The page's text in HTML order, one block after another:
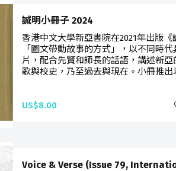
誠明小冊子 2024
香港中文大學新亞書院在2021年出版
「圖文帶動故事的方式」，以不同時
片，配合先賢和師長的話語，講述新
歌與校史，乃至過去與現在。小冊推出
US$8.00
Voice & Verse (Issue 79,